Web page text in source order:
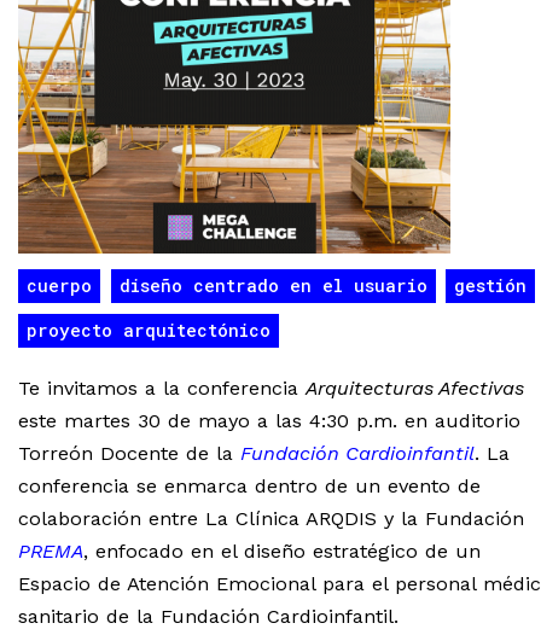
cuerpo diseño centrado en el usuario
gestión
proyecto arquitectónico
Te invitamos a la conferenciaArquitecturas Afectivas
este martes 30 de mayo a las 4:30 p.m. en auditorio
Torreón Docente de la Fundación Cardioinfantil. La
conferencia se enmarca dentro de un evento de
colaboración entre La Clínica ARQDIS y la Fundación
PREMA, enfocado en el diseño estratégico de un
Espacio de Atención Emocional para el personal
sanitario de la Fundación Cardioinfantil.